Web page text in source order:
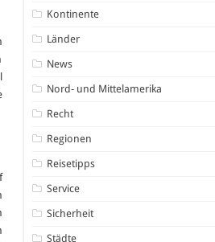
Kontinente
Länder
News
Nord- und Mittelamerika
Recht
Regionen
Reisetipps
Service
Sicherheit
Städte